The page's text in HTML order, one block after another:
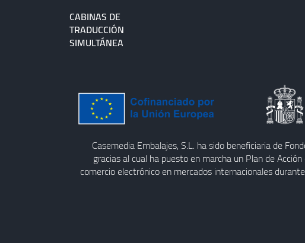
CABINAS DE
TRADUCCIÓN
SIMULTÁNEA
Casemedia Embalajes, S.L. ha sido beneficiaria de
gracias al cual ha puesto en marcha un Plan de
comercio electrónico en mercados internacionales